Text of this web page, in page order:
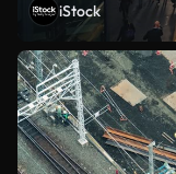
iStock